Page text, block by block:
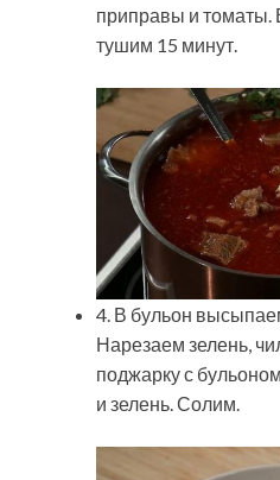
приправы и
тушим 15 минут.
4. В бульон
Нарезаем зелень,
поджарку с
и зелень. Солим.